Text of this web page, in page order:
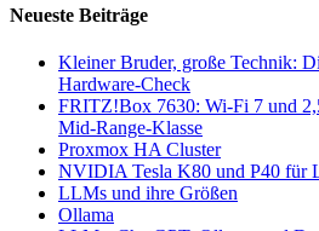
Neueste Beiträge
Kleiner Bruder, große Technik:
Hardware-Check
FRITZ!Box 7630: Wi-Fi 7 und
Mid-Range-Klasse
Proxmox HA Cluster
NVIDIA Tesla K80 und P40 für
LLMs und ihre Größen
Ollama